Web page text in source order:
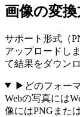
画像の変
サポート形式（
アップロードし
て結果をダウン
▶ どのフォー
Webの写真には
像にはPNGまた